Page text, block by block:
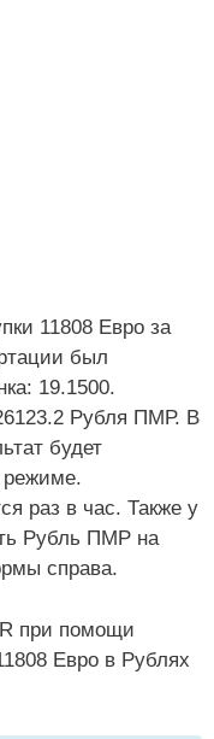
11808 Евро за
был
19.1500.
Рубля ПМР. В
будет
режиме.
раз в час. Также у
Рубль ПМР на
справа.
при помощи
Евро в Рублях